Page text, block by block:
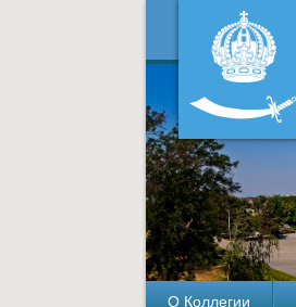
О Коллегии